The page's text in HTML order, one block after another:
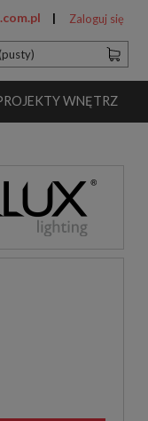
Zaloguj się
(pusty)
WNĘTRZ